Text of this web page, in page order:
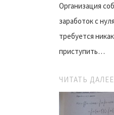
Организация
заработок с
требуется
приступить…
ЧИТАТЬ ДАЛЕЕ